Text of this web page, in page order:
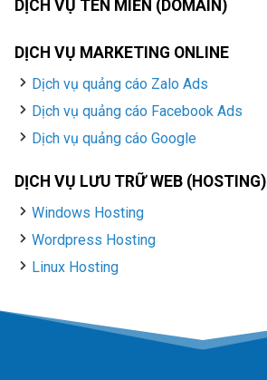
DỊCH VỤ TÊN MIỀN (DOMAIN)
DỊCH VỤ MARKETING ONLINE
Dịch vụ quảng cáo Zalo Ads
Dịch vụ quảng cáo Facebook Ads
Dịch vụ quảng cáo Google
DỊCH VỤ LƯU TRỮ WEB (HOSTING)
Windows Hosting
Wordpress Hosting
Linux Hosting